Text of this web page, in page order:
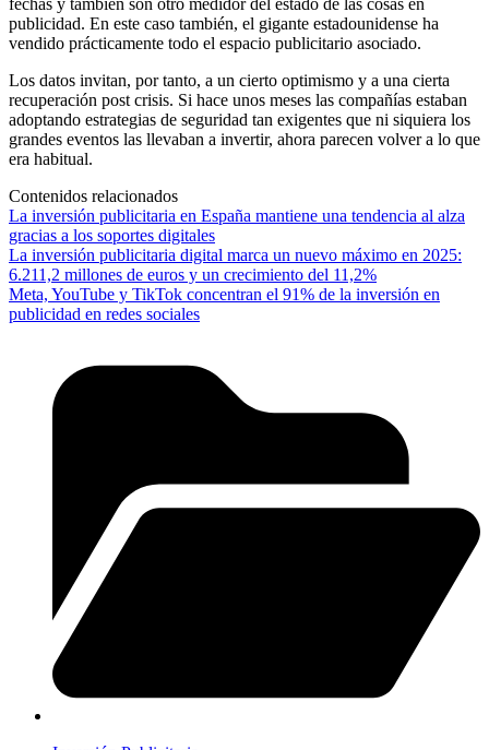
publicidad. En este caso también, el gigante estadounidense ha
vendido prácticamente todo el espacio publicitario asociado.
Los datos invitan, por tanto, a un cierto optimismo y a una cierta
recuperación post crisis. Si hace unos meses las compañías estaban
adoptando estrategias de seguridad tan exigentes que ni siquiera los
grandes eventos las llevaban a invertir, ahora parecen volver a lo que
era habitual.
Contenidos relacionados
La inversión publicitaria en España mantiene una tendencia al alza
gracias a los soportes digitales
La inversión publicitaria digital marca un nuevo máximo en 2025:
6.211,2 millones de euros y un crecimiento del 11,2%
Meta, YouTube y TikTok concentran el 91% de la inversión en
publicidad en redes sociales